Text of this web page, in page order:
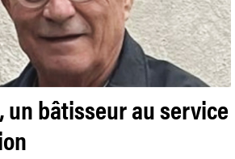
un bâtisseur au service